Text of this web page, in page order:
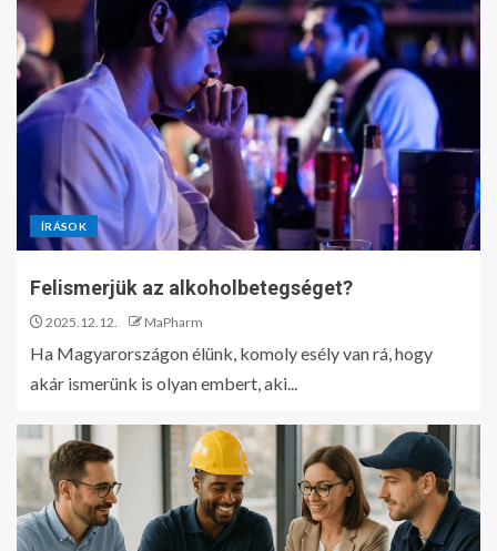
ÍRÁSOK
Felismerjük az alkoholbetegséget?
2025.12.12. MaPharm
Ha Magyarországon élünk, komoly esély van rá, hogy
akár ismerünk is olyan embert, aki...